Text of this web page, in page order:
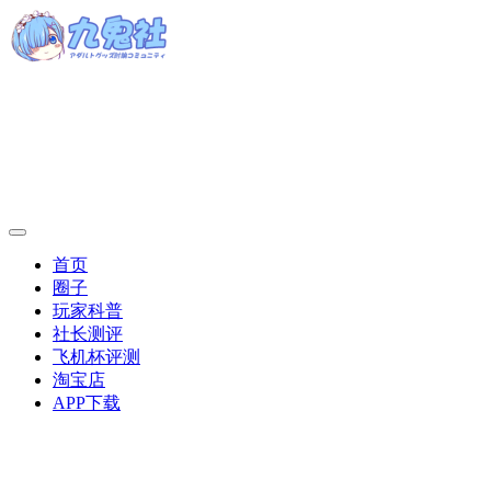
首页
圈子
玩家科普
社长测评
飞机杯评测
淘宝店
APP下载